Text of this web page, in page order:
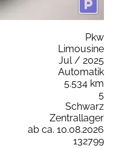
Pkw
Limousine
Jul / 2025
Automatik
5.534 km
5
Schwarz
Zentrallager
ab ca. 10.08.2026
132799